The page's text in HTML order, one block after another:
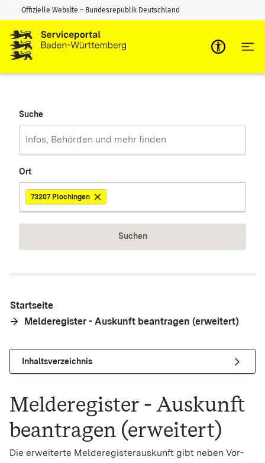
Zum Inhalt springen
Zur Suche springen
Offizielle Website – Bundesrepublik Deutschland
Suche
Ort
73207 Plochingen
Suchen
Startseite
Melderegister - Auskunft beantragen (erweitert)
Inhaltsverzeichnis
Melderegister - Auskunft
beantragen (erweitert)
Die erweiterte Melderegisterauskunft gibt neben Vor-